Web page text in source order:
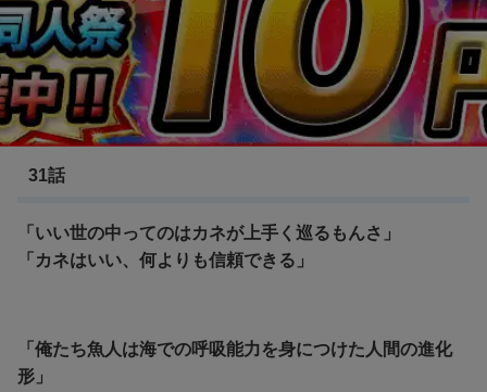
ワンピース 東の海(イーストブルー)編
31話
「いい世の中ってのはカネが上手く巡るもんさ」
「カネはいい、何よりも信頼できる」
「俺たち魚人は海での呼吸能力を身につけた人間の進化
形」